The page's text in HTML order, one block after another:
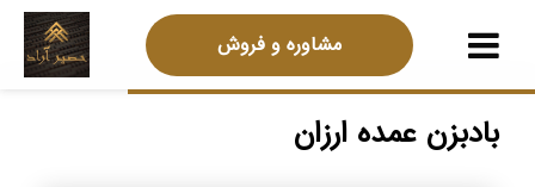
مشاوره و فروش
بادبزن عمده ارزان